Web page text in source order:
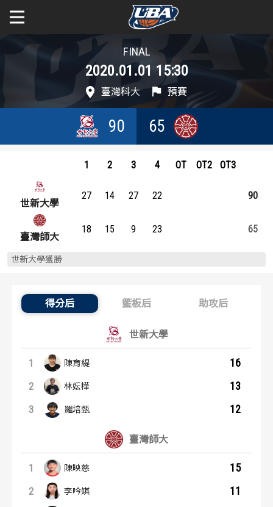
關於富邦人壽UBA 學年度
賽事資訊
賽程表
歷史數據排行
學年度
賽事資訊
賽程表
歷史數據排行
FINAL
2020.01.01 15:30
臺灣科大 預賽
90 65
1 2 3 4 OT OT2 OT3
世新大學
27 14 27 22 90
65
18 15 9 23
臺灣師大
世新大學獲勝
得分后 籃板后 助攻后
得分后：內容起點
世新大學
1 陳育緹 16
2 林妘樺 13
3 羅培甄 12
臺灣師大
1 陳映慈 15
2 李吟娸 11